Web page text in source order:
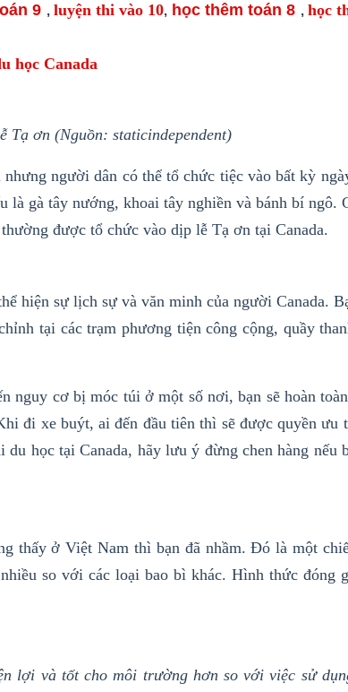
n 9 , luyện thi vào 10, học thêm toán 8 , học
học Canada
Tạ ơn (Nguồn: staticindependent)
người dân có thể tổ chức tiệc vào bất kỳ
là gà tây nướng, khoai tây nghiền và bánh bí ngô.
được tổ chức vào dịp lễ Tạ ơn tại Canada.
hiện sự lịch sự và văn minh của người Canada.
tại các trạm phương tiện công cộng, quầy
nguy cơ bị móc túi ở một số nơi, bạn sẽ hoàn
đi xe buýt, ai đến đầu tiên thì sẽ được quyền ưu
học tại Canada, hãy lưu ý đừng chen hàng nếu
thấy ở Việt Nam thì bạn đã nhầm. Đó là một
so với các loại bao bì khác. Hình thức đóng
lợi và tốt cho môi trường hơn so với việc sử